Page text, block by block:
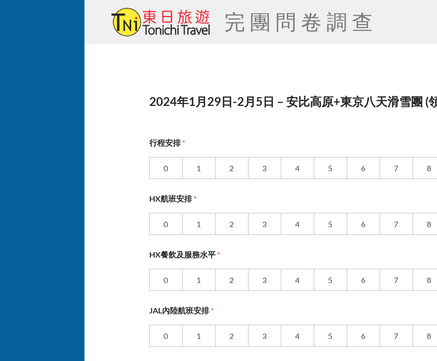
完團問卷調查
2024年1月29日-2月5日 – 安比高原+東京八天滑雪團 (
行程安排*
0 1 2 3 4 5 6 7 8
HX航班安排*
0 1 2 3 4 5 6 7 8
HX餐飲及服務水平 *
0 1 2 3 4 5 6 7 8
JAL內陸航班安排*
0 1 2 3 4 5 6 7 8